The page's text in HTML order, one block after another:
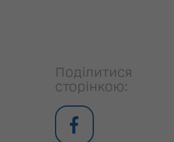
Поділитися
сторінкою: